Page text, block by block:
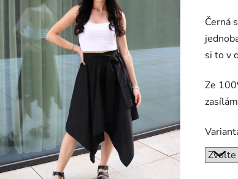
je
0,0
z
Černá
si to v
Ze